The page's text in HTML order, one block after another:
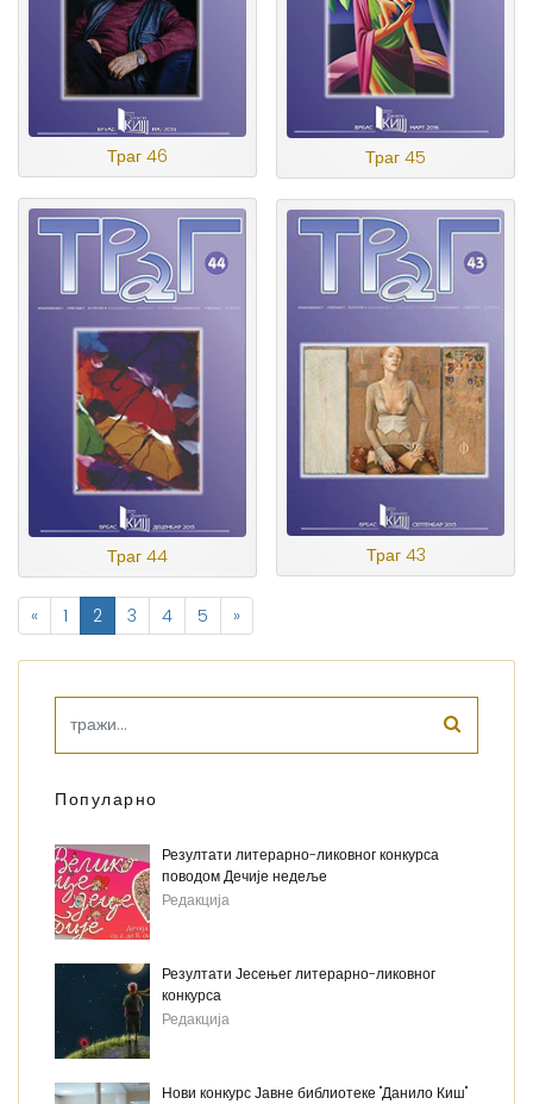
Траг 46 Траг 45
Траг 44 Траг 43
« 1 2 3 4 5 »
Популарно
Резултати литерарно-ликовног конкурса
поводом Дечије недеље
Редакција
Резултати Јесењег литерарно-ликовног
конкурса
Редакција
Нови конкурс Јавне библиотеке "Данило Киш"